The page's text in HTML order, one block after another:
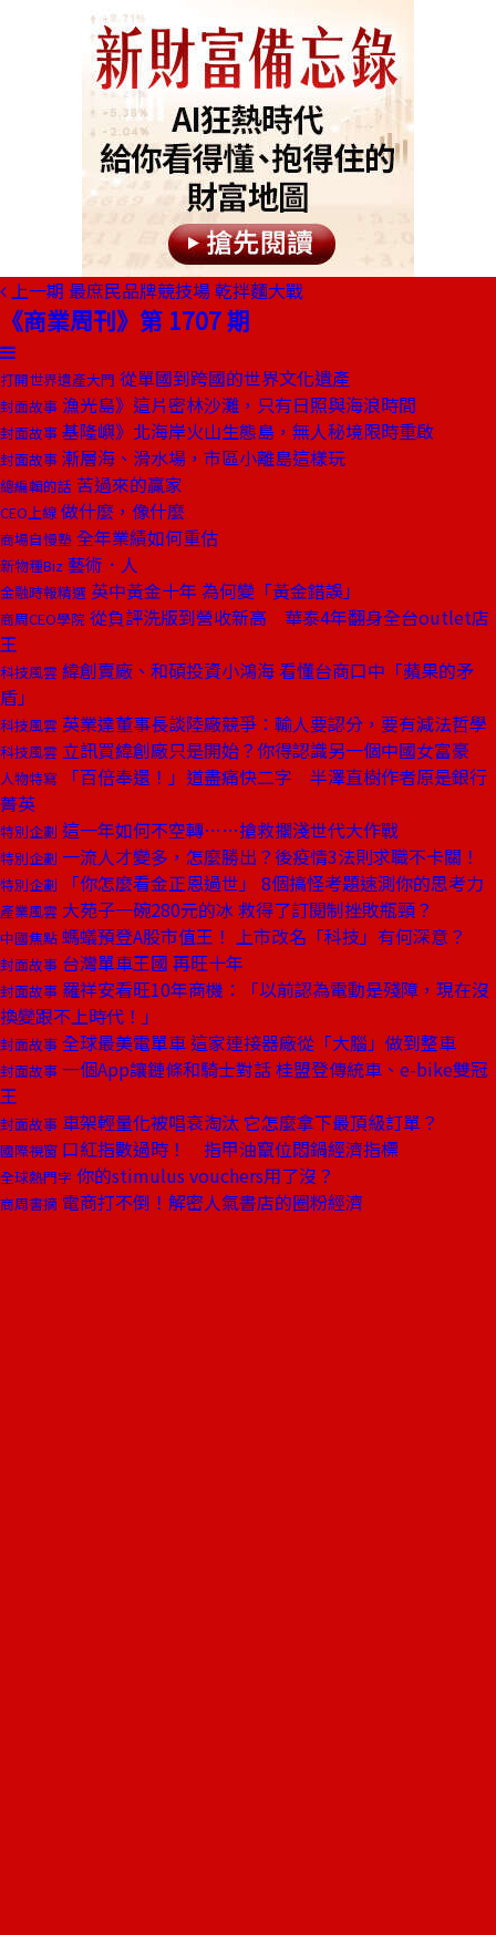
上一期 最庶民品牌競技場 乾拌麵大戰
《商業周刊》第 1707 期
打開世界遺產大門 從單國到跨國的世界文化遺產
封面故事 漁光島》這片密林沙灘，只有日照與海浪時間
封面故事 基隆嶼》北海岸火山生態島，無人秘境限時重啟
封面故事 漸層海、滑水場，市區小離島這樣玩
總編輯的話 苦過來的贏家
CEO上線 做什麼，像什麼
商場自慢塾 全年業績如何重估
新物種Biz 藝術．人
金融時報精選 英中黃金十年 為何變「黃金錯誤」
商周CEO學院 從負評洗版到營收新高 華泰4年翻身全台outlet店
王
科技風雲 緯創賣廠、和碩投資小鴻海 看懂台商口中「蘋果的矛
盾」
科技風雲 英業達董事長談陸廠競爭：輸人要認分，要有減法哲學
科技風雲 立訊買緯創廠只是開始？你得認識另一個中國女富豪
人物特寫
「百倍奉還！」道盡痛快二字 半澤直樹作者原是銀行
菁英
特別企劃 這一年如何不空轉……搶救擱淺世代大作戰
特別企劃 一流人才變多，怎麼勝出？後疫情3法則求職不卡關！
特別企劃 「你怎麼看金正恩過世」 8個搞怪考題速測你的思考力
產業風雲 大苑子一碗280元的冰 救得了訂閱制挫敗瓶頸？
中國焦點 螞蟻預登A股市值王！ 上市改名「科技」有何深意？
封面故事 台灣單車王國 再旺十年
封面故事 羅祥安看旺10年商機：「以前認為電動是殘障，現在沒
換變跟不上時代！」
封面故事 全球最美電單車 這家連接器廠從「大腦」做到整車
封面故事 一個App讓鏈條和騎士對話 桂盟登傳統車、e-bike雙冠
王
封面故事 車架輕量化被唱衰淘汰 它怎麼拿下最頂級訂單？
國際視窗 口紅指數過時！ 指甲油竄位悶鍋經濟指標
全球熱門字 你的stimulus vouchers用了沒？
商周書摘 電商打不倒！解密人氣書店的圈粉經濟